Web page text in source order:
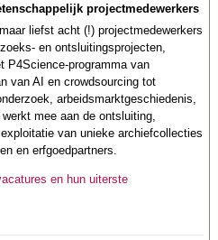
projectmedewerkers
liefst acht (!) projectmedewerkers
en ontsluitingsprojecten,
P4Science-programma van
van AI en crowdsourcing tot
arbeidsmarktgeschiedenis,
mee aan de ontsluiting,
van unieke archiefcollecties
en erfgoedpartners.
en hun uiterste